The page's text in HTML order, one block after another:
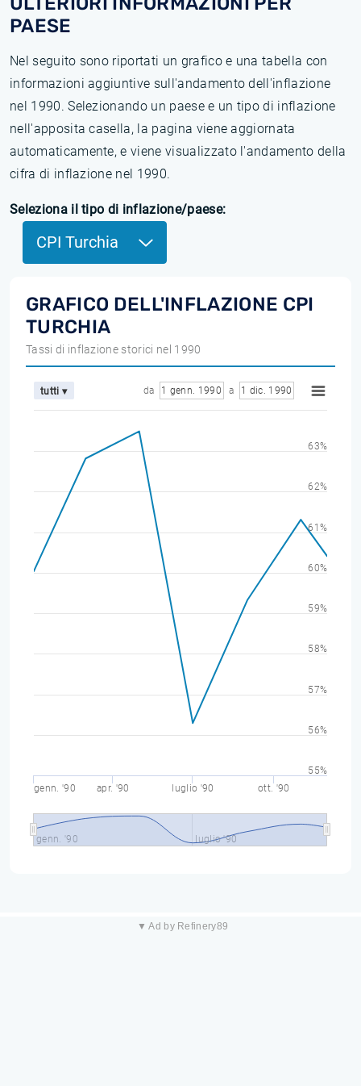
PAESE
Nel seguito sono riportati un grafico e una tabella con
informazioni aggiuntive sull'andamento dell'inflazione
nel 1990. Selezionando un paese e un tipo di inflazione
nell'apposita casella, la pagina viene aggiornata
automaticamente, e viene visualizzato l'andamento della
cifra di inflazione nel 1990.
Seleziona il tipo di inflazione/paese:
CPI Turchia
GRAFICO DELL'INFLAZIONE CPI
TURCHIA
Tassi di inflazione storici nel 1990
tutti ▾ da 1 genn. 1990 a 1 dic. 1990
genn. '90 apr. '90 luglio '90 ott. '90
genn. '90 luglio '90
55%
56%
57%
58%
59%
60%
61%
62%
63%
▼ Ad by Refinery89